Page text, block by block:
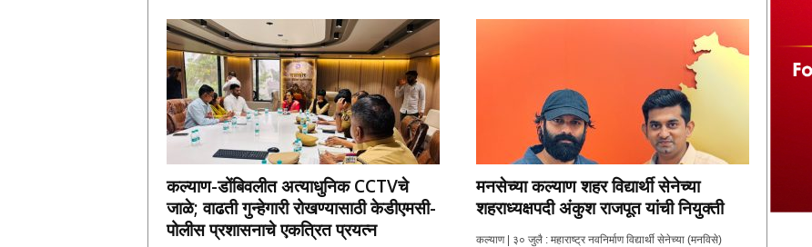
कल्याण-डोंबिवलीत अत्याधुनिक CCTVचे
जाळे; वाढती गुन्हेगारी रोखण्यासाठी केडीएमसी-
पोलीस प्रशासनाचे एकत्रित प्रयत्न
मनसेच्या कल्याण शहर विद्यार्थी सेनेच्या
शहराध्यक्षपदी अंकुश राजपूत यांची नियुक्ती
कल्याण | ३० जुलै : महाराष्ट्र नवनिर्माण विद्यार्थी सेनेच्या (मनविसे)